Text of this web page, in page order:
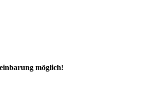
möglich!